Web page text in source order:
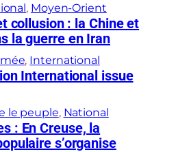
, Moyen-Orient
collusion : la Chine et
la guerre en Iran
, International
International issue
le peuple, National
: En Creuse, la
s’organise